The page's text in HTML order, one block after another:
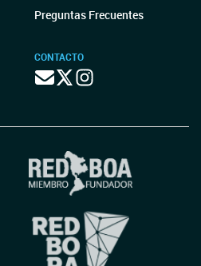
Preguntas Frecuentes
CONTACTO